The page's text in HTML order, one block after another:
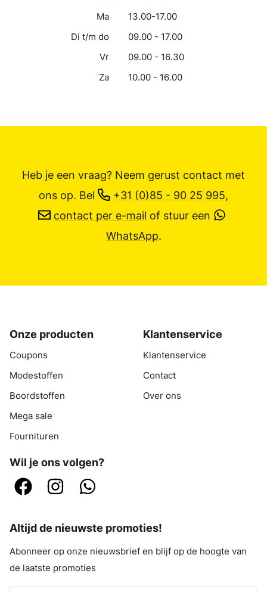
Ma
13.00-17.00
Di t/m do
09.00 - 17.00
Vr
09.00 - 16.30
Za
10.00 - 16.00
Heb je een vraag? Neem gerust contact met
ons op. Bel +31 (0)85 - 90 25 995,
contact per e-mail of stuur een
WhatsApp.
Onze producten
Coupons
Modestoffen
Boordstoffen
Mega sale
Fournituren
Klantenservice
Klantenservice
Contact
Over ons
Wil je ons volgen?
Altijd de nieuwste promoties!
Abonneer op onze nieuwsbrief en blijf op de hoogte van
de laatste promoties